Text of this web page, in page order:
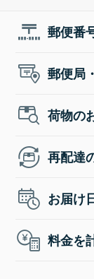
郵便番
郵便局
荷物の
再配達
お届け
料金を